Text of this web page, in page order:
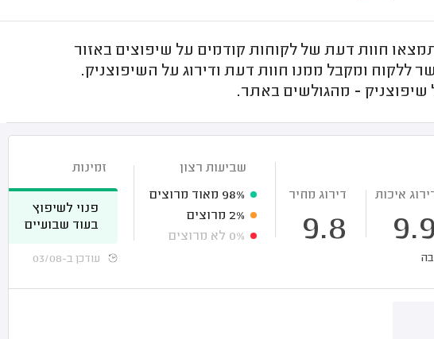
חוות דעת של לקוחות קודמים על שיפוצים באזור
ומקבל ממנו חוות דעת ודירוג על השיפוצניק.
- מהגולשים באתר.
איכות
9.9
דירוג מחיר
9.8
שביעות רצון
98% מאוד מרוצים
2% מרוצים
0% לא מרוצים
זמינות
פנוי לשיפוץ
בעוד שבועיים
עודכן ב-03/08